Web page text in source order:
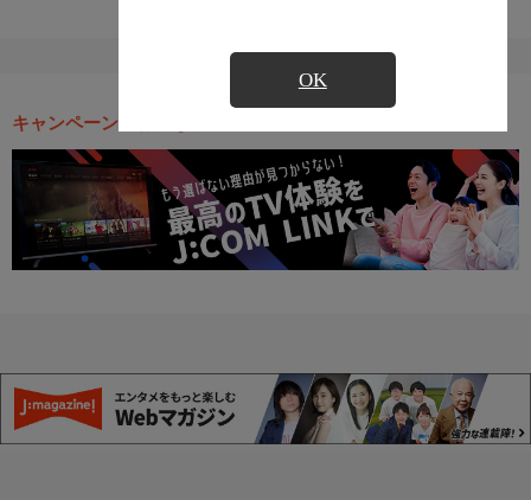
OK
キャンペーン・お得な情報